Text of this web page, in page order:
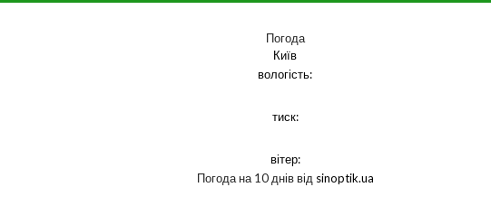
Погода
Київ
вологість:
тиск:
вітер:
Погода на 10 днів від sinoptik.ua